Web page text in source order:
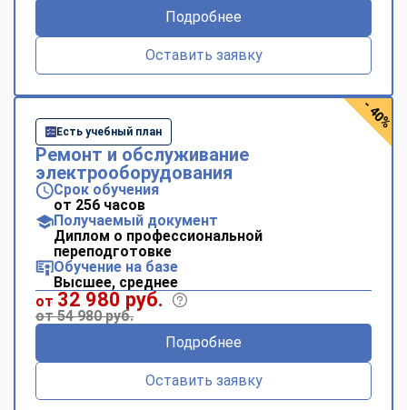
Подробнее
Оставить заявку
Есть учебный план
Ремонт и обслуживание
электрооборудования
Срок обучения
от 256 часов
Получаемый документ
Диплом о профессиональной
переподготовке
Обучение на базе
Высшее, среднее
от 32 980 руб.
от 54 980 руб.
Подробнее
Оставить заявку
- 40%